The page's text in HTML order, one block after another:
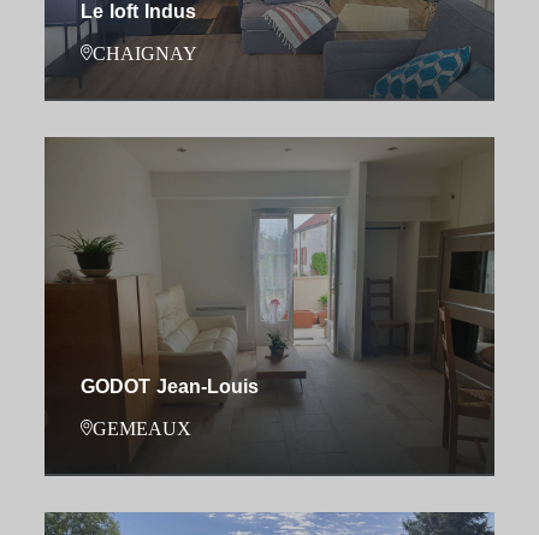
Le loft Indus
CHAIGNAY
GODOT Jean-Louis
GEMEAUX